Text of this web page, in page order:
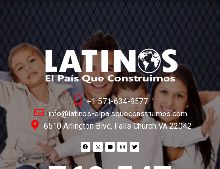
+1 571-634-9577
info@latinos-elpaisqueconstruimos.com
6510 Arlington Blvd, Falls Church VA 22042